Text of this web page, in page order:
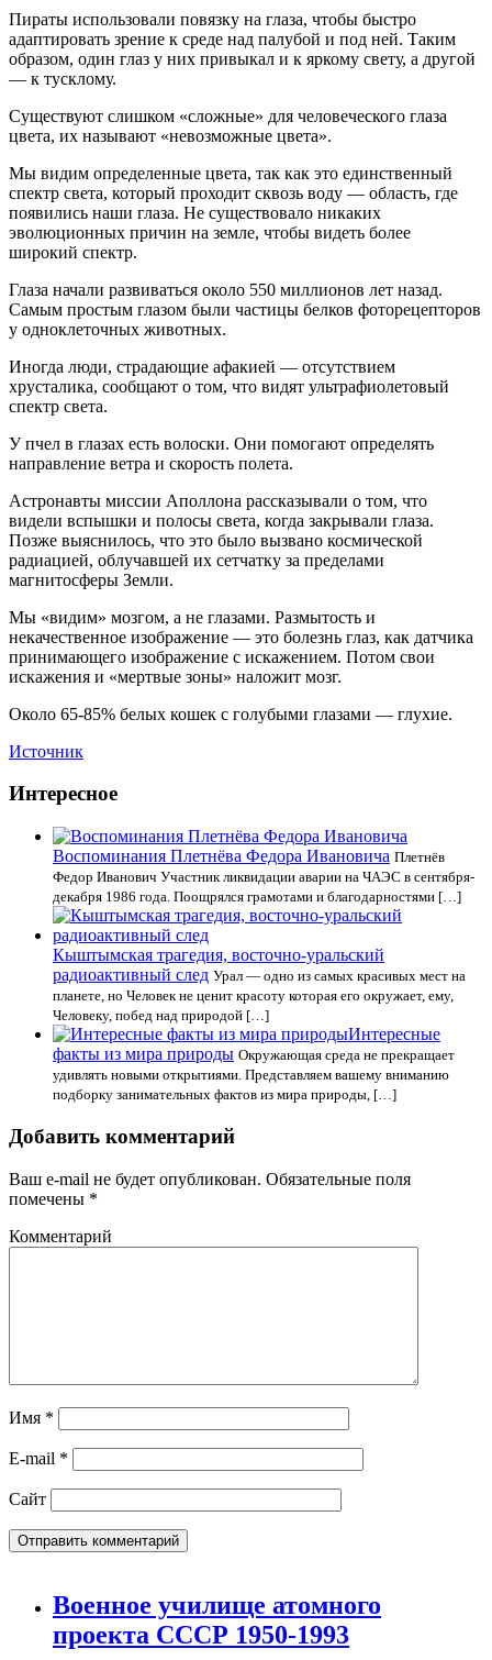
Пираты использовали повязку на глаза, чтобы быстро
адаптировать зрение к среде над палубой и под ней. Таким
образом, один глаз у них привыкал и к яркому свету, а другой
— к тусклому.
Существуют слишком «сложные» для человеческого глаза
цвета, их называют «невозможные цвета».
Мы видим определенные цвета, так как это единственный
спектр света, который проходит сквозь воду — область, где
появились наши глаза. Не существовало никаких
эволюционных причин на земле, чтобы видеть более
широкий спектр.
Глаза начали развиваться около 550 миллионов лет назад.
Самым простым глазом были частицы белков фоторецепторов
у одноклеточных животных.
Иногда люди, страдающие афакией — отсутствием
хрусталика, сообщают о том, что видят ультрафиолетовый
спектр света.
У пчел в глазах есть волоски. Они помогают определять
направление ветра и скорость полета.
Астронавты миссии Аполлона рассказывали о том, что
видели вспышки и полосы света, когда закрывали глаза.
Позже выяснилось, что это было вызвано космической
радиацией, облучавшей их сетчатку за пределами
магнитосферы Земли.
Мы «видим» мозгом, а не глазами. Размытость и
некачественное изображение — это болезнь глаз, как датчика
принимающего изображение с искажением. Потом свои
искажения и «мертвые зоны» наложит мозг.
Около 65-85% белых кошек с голубыми глазами — глухие.
Источник
Интересное
Воспоминания Плетнёва Федора Ивановича Плетнёв
Федор Иванович Участник ликвидации аварии на ЧАЭС в сентября-
декабря 1986 года. Поощрялся грамотами и благодарностями […]
Кыштымская трагедия, восточно-уральский
радиоактивный след Урал — одно из самых красивых мест на
планете, но Человек не ценит красоту которая его окружает, ему,
Человеку, побед над природой […]
Интересные
факты из мира природы Окружающая среда не прекращает
удивлять новыми открытиями. Представляем вашему вниманию
подборку занимательных фактов из мира природы, […]
Добавить комментарий
Ваш e-mail не будет опубликован. Обязательные поля
помечены *
Комментарий
Имя *
E-mail *
Сайт
Военное училище атомного
проекта СССР 1950-1993